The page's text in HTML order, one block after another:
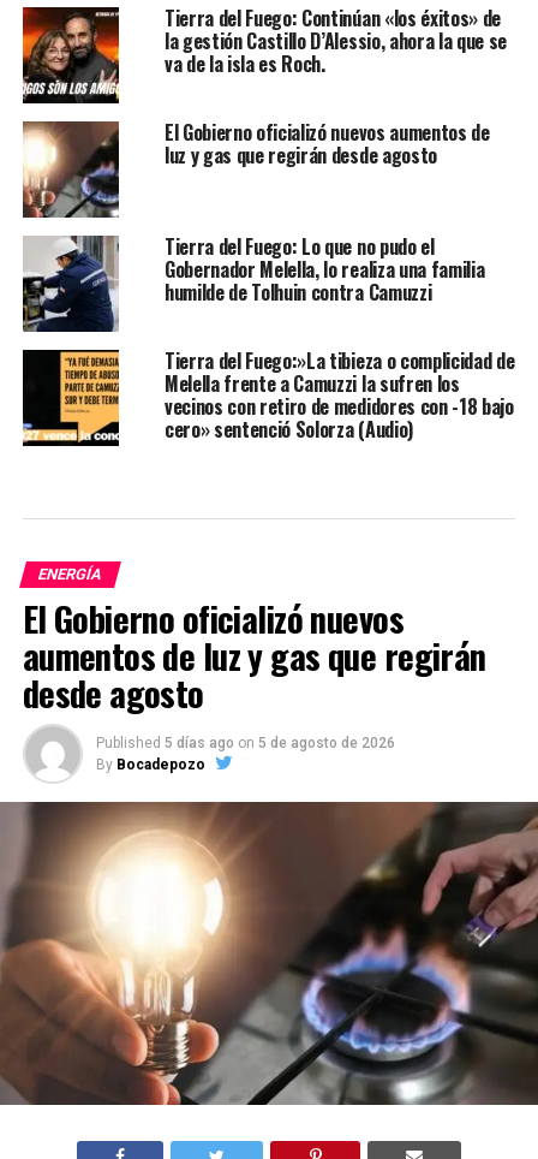
Tierra del Fuego: Continúan «los éxitos» de
la gestión Castillo D’Alessio, ahora la que se
va de la isla es Roch.
El Gobierno oficializó nuevos aumentos de
luz y gas que regirán desde agosto
Tierra del Fuego: Lo que no pudo el
Gobernador Melella, lo realiza una familia
humilde de Tolhuin contra Camuzzi
Tierra del Fuego:»La tibieza o complicidad de
Melella frente a Camuzzi la sufren los
vecinos con retiro de medidores con -18 bajo
cero» sentenció Solorza (Audio)
ENERGÍA
El Gobierno oficializó nuevos
aumentos de luz y gas que regirán
desde agosto
Published 5 días ago on 5 de agosto de 2026
By Bocadepozo